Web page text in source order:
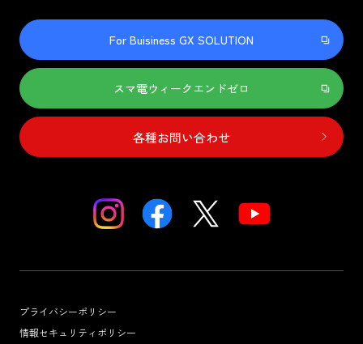
For Buisiness GX SOLUTION
スマ電ウィークエンドゼロ
各種お問い合わせ
プライバシーポリシー
情報セキュリティポリシー